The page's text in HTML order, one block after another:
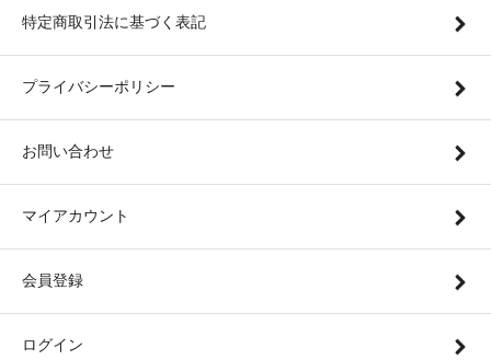
特定商取引法に基づく表記
プライバシーポリシー
お問い合わせ
マイアカウント
会員登録
ログイン